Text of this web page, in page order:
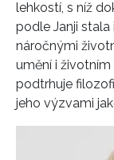
lehkostí, s níž
podle Janji
náročnými
umění i
podtrhuje
jeho výzvami